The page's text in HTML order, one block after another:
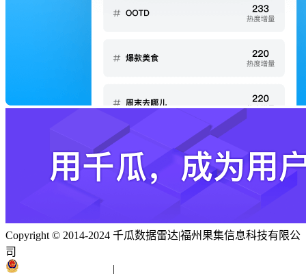
Copyright © 2014-2024 千瓜数据雷达|福州果集信息科技有限公
司
|